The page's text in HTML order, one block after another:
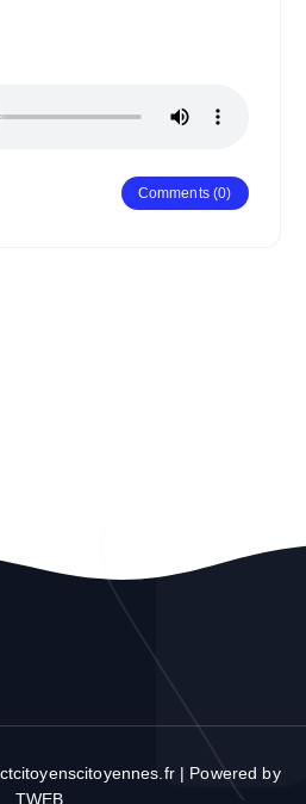
Comments (0)
| Powered by
TWEB